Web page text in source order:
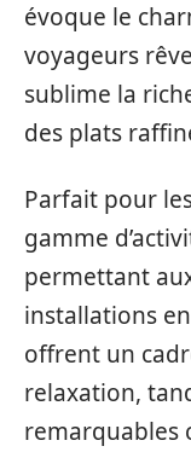
évoque le
voyageurs
sublime la
des plats
Parfait pour
gamme
permettant
installations
offrent un
relaxation,
remarquables